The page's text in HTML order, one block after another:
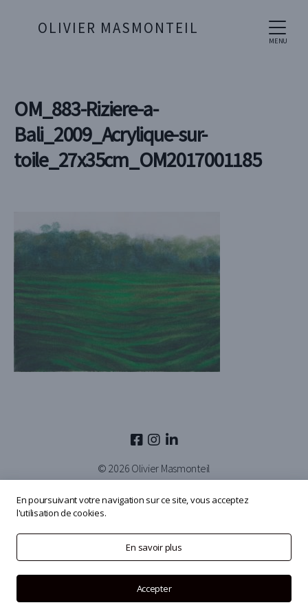
MENU
OLIVIER MASMONTEIL
OM_883-Riziere-a-
Bali_2009_Acrylique-sur-
toile_27x35cm_OM2017001185
© 2026 Olivier Masmonteil
En poursuivant votre navigation sur ce site, vous acceptez
l'utilisation de cookies.
En savoir plus
Accepter